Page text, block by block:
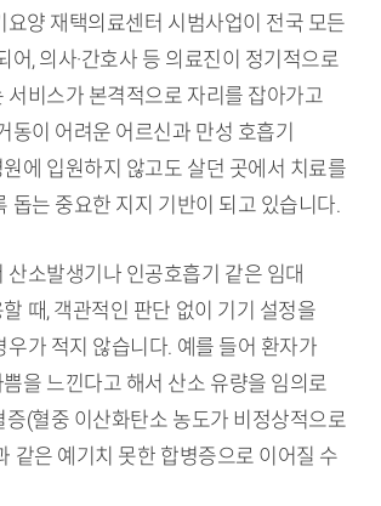
요양 재택의료센터 시범사업이 전국 모든
어, 의사·간호사 등 의료진이 정기적으로
서비스가 본격적으로 자리를 잡아가고
동이 어려운 어르신과 만성 호흡기
에 입원하지 않고도 살던 곳에서 치료를
돕는 중요한 지지 기반이 되고 있습니다.
산소발생기나 인공호흡기 같은 임대
때, 객관적인 판단 없이 기기 설정을
우가 적지 않습니다. 예를 들어 환자가
을 느낀다고 해서 산소 유량을 임의로
증(혈중 이산화탄소 농도가 비정상적으로
같은 예기치 못한 합병증으로 이어질 수